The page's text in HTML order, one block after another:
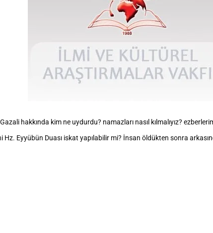
hakkında kim ne uydurdu? namazları nasıl kılmalıyız?
Eyyübün Duası iskat yapılabilir mi? İnsan öldükten sonra